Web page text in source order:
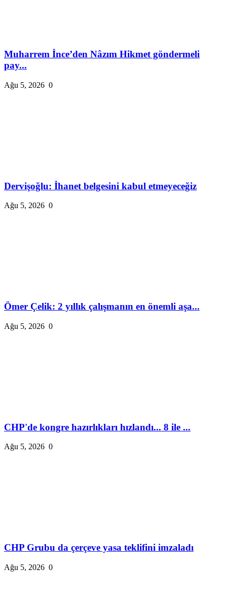
Muharrem İnce’den Nâzım Hikmet göndermeli
pay...
Ağu 5, 2026 0
Dervişoğlu: İhanet belgesini kabul etmeyeceğiz
Ağu 5, 2026 0
Ömer Çelik: 2 yıllık çalışmanın en önemli aşa...
Ağu 5, 2026 0
CHP'de kongre hazırlıkları hızlandı... 8 ile ...
Ağu 5, 2026 0
CHP Grubu da çerçeve yasa teklifini imzaladı
Ağu 5, 2026 0